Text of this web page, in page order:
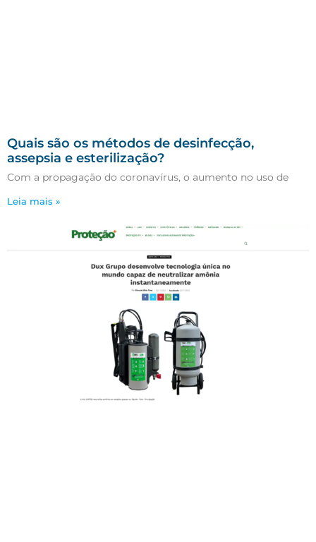
Quais são os métodos de desinfecção,
assepsia e esterilização?
Com a propagação do coronavírus, o aumento no uso de
Leia mais »